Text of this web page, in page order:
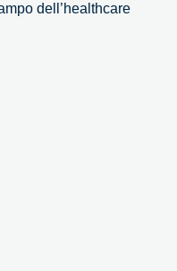
dell’healthcare